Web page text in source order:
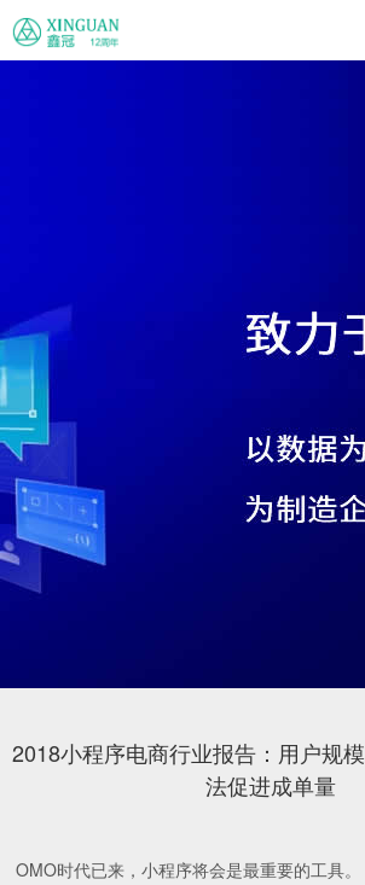
2018小程序电商行业报告：用户规
法促进成单量
OMO时代已来，小程序将会是最重要的工具。